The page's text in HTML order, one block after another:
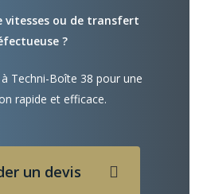
vitesses ou de transfert
?
Techni-Boîte 38 pour une
rapide et efficace.
un devis